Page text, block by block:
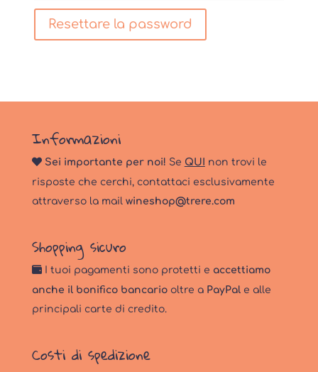
Resettare la password
Informazioni
Sei importante per noi! Se QUI
non trovi le
risposte che cerchi, contattaci esclusivamente
attraverso la mail wineshop@trere.com
Shopping sicuro
I tuoi pagamenti sono protetti e accettiamo
anche il bonifico bancariooltre a PayPale alle
principali carte di credito.
Costi di spedizione